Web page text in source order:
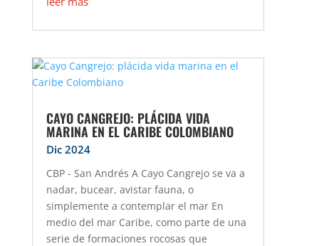
CAYO CANGREJO: PLÁCIDA VIDA
MARINA EN EL CARIBE COLOMBIANO
Dic 2024
CBP - San Andrés A Cayo Cangrejo se va a
nadar, bucear, avistar fauna, o
simplemente a contemplar el mar En
medio del mar Caribe, como parte de una
serie de formaciones rocosas que